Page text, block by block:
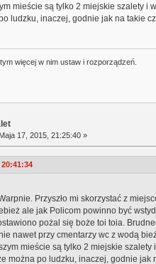
mieście są tylko 2 miejskie szalety i
ludzku, inaczej, godnie jak na takie
więcej w nim ustaw i rozporządzeń.
Maja 17, 2015, 21:25:40 »
Przyszło mi skorzystać z
ale jak Policom powinno być
pożal się boże toi toia.
nawet przy cmentarzy wc z wodą
mieście są tylko 2 miejskie
można po ludzku, inaczej, godnie